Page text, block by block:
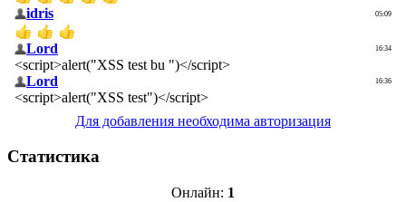
Для добавления необходима авторизация
Статистика
Онлайн: 1